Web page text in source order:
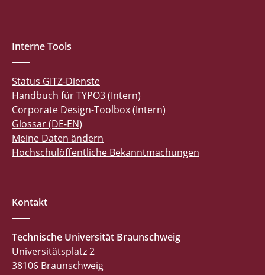
Interne Tools
Status GITZ-Dienste
Handbuch für TYPO3 (Intern)
Corporate Design-Toolbox (Intern)
Glossar (DE-EN)
Meine Daten ändern
Hochschulöffentliche Bekanntmachungen
Kontakt
Technische Universität Braunschweig
Universitätsplatz 2
38106 Braunschweig